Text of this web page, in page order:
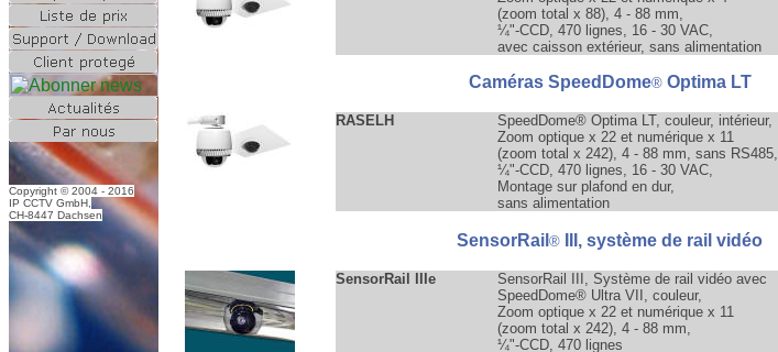
Copyright © 2004 - 2016
IP CCTV GmbH,
CH-8447 Dachsen
(zoom total x 88), 4 - 88 mm,
¼"-CCD, 470 lignes, 16 - 30 VAC,
avec caisson extérieur, sans alimentation
Caméras SpeedDome®Optima LT
RASELH SpeedDome® Optima LT, couleur, intérieur,
Zoom optique x 22 et numérique x 11
(zoom total x 242), 4 - 88 mm, sans RS485,
¼"-CCD, 470 lignes, 16 - 30 VAC,
Montage sur plafond en dur,
sans alimentation
SensorRail ® III, système de rail vidéo
SensorRail IIIe
SensorRail III, Système de rail vidéo avec
SpeedDome® Ultra VII, couleur,
Zoom optique x 22 et numérique x 11
(zoom total x 242), 4 - 88 mm,
¼"-CCD, 470 lignes